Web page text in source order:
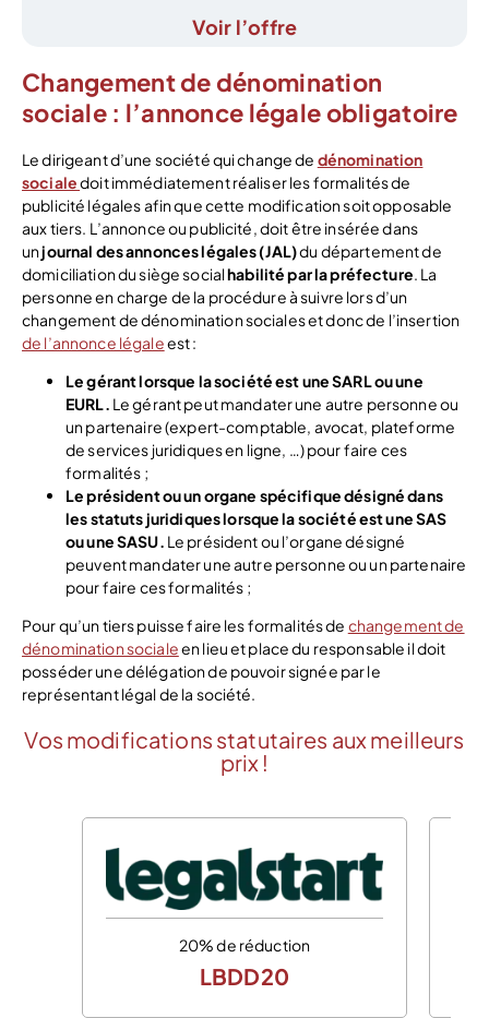
Voir l’offre
Changement de dénomination
sociale : l’annonce légale obligatoire
Le dirigeant d’une société qui change de dénomination
socialedoit immédiatement réaliser les formalités de
publicité légales afin que cette modification soit opposable
aux tiers. L’annonce ou publicité, doit être insérée dans
unjournal des annonces légales (JAL)du département de
domiciliation du siège socialhabilité par la préfecture. La
personne en charge de la procédure à suivre lors d’un
changement de dénomination sociales et donc de l’insertion
de l’annonce légaleest :
Legérantlorsque la société est une SARL ou une
EURL. Le gérant peut mandater une autre personne ou
un partenaire (expert-comptable, avocat, plateforme
de services juridiques en ligne, …) pour faire ces
formalités ;
Le président ou un organe spécifique désigné dans
les statuts juridiques lorsque la société est une SAS
ou une SASU. Le président ou l’organe désigné
peuvent mandater une autre personne ou un partenaire
pour faire ces formalités ;
Pour qu’un tiers puisse faire les formalités de changement de
dénomination socialeen lieu et place du responsable il doit
posséder une délégation de pouvoir signée par le
représentant légal de la société.
Vos modifications statutaires aux meilleurs
prix !
20% de réduction
LBDD20